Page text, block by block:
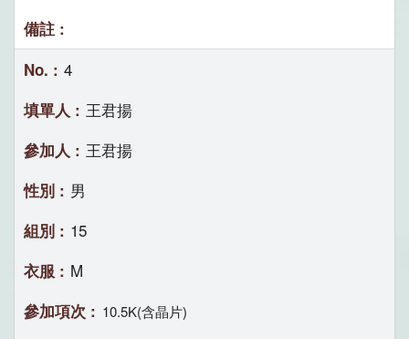
4
王君揚
王君揚
男
15
M
10.5K(含晶片)